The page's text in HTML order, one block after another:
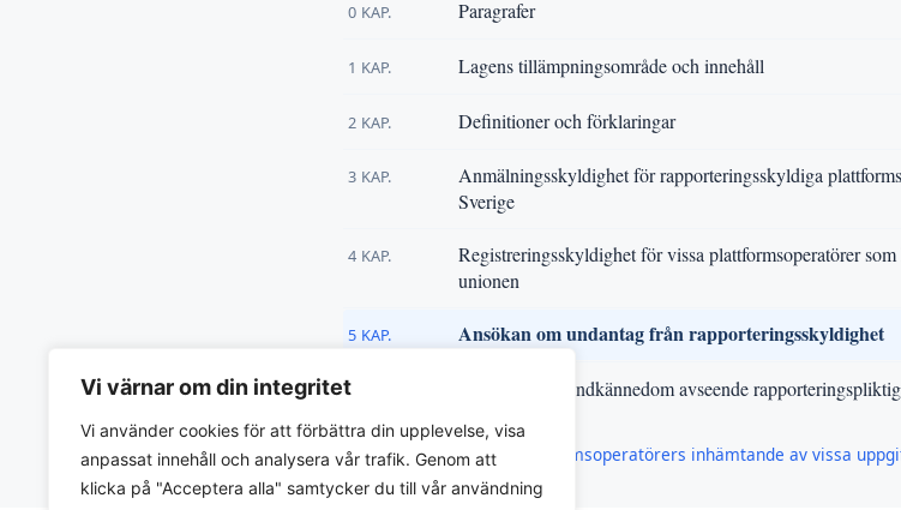
Vi värnar om din integritet
Vi använder cookies för att förbättra din upplevelse, visa
anpassat innehåll och analysera vår trafik. Genom att
klicka på "Acceptera alla" samtycker du till vår användning
0 KAP. Paragrafer
1 KAP. Lagens tillämpningsområde och innehåll
2 KAP. Definitioner och förklaringar
3 KAP.
Anmälningsskyldighet för rapporteringsskyldiga
Sverige
4 KAP.
Registreringsskyldighet för vissa plattformsoperatörer
unionen
5 KAP. Ansökan om undantag från rapporteringsskyldighet
6 KAP. Åtgärder för kundkännedom avseende
« Tillbaka tillLag om plattformsoperatörers inhämtande av vissa